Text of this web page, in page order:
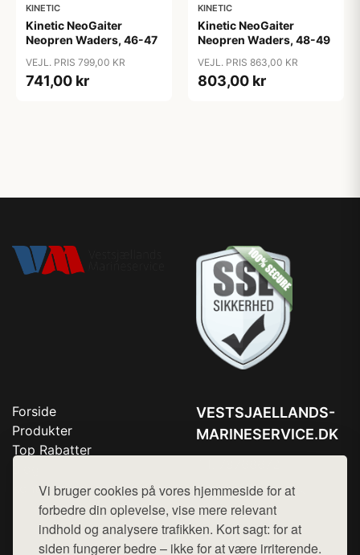
Vi bruger cookies på vores hjemmeside for at
forbedre din oplevelse, vise mere relevant
indhold og analysere trafikken. Kort sagt: for at
siden fungerer bedre – ikke for at være irriterende.
KINETIC
Kinetic NeoGaiter
Neopren Waders, 46-47
VEJL. PRIS 799,00 KR
741,00 kr
KINETIC
Kinetic NeoGaiter
Neopren Waders, 48-49
VEJL. PRIS 863,00 KR
803,00 kr
Forside
Produkter
Top Rabatter
Kontakt
VESTSJAELLANDS-
MARINESERVICE.DK
Mail:hej@want.dk
Cookie- og privatlivspolitik